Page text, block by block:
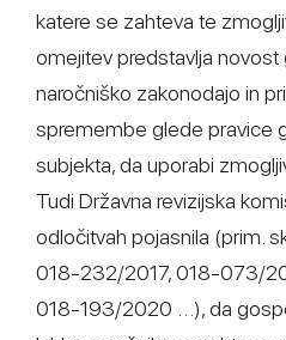
katere se zahteva te
omejitev predstavlja novost
naročniško zakonodajo in
spremembe glede pravice
subjekta, da uporabi
Tudi Državna revizijska
odločitvah pojasnila (prim.
018-232/2017, 018-073/
018-193/2020 …), da